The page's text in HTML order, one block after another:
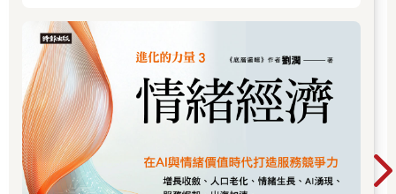
行動的理解和精神治療的新篇章，他曾經強調小時候的大小便訓
練會決定成年後節省和浪費的態度。
對於能夠控制享樂本能的有錢人來說，自我節制是必要條件。光
是看每年《富比士》評選的全球富豪榜上提到的富豪，就可以發
現沒有一個人過胖。一位從事全球貿易的朋友曾經說過這種話：
「看看街上路人們的身材，大概就可以知道這個社區有不有錢。
在我曾經居住過的有錢人社區裡，幾乎找不到胖子，但是有運動
習慣的人卻隨處可見。」